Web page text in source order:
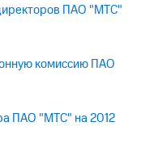
ПАО "МТС"
комиссию ПАО
ПАО "МТС" на 2012